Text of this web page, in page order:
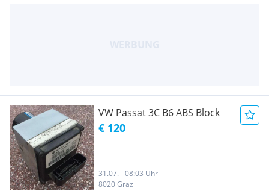
VW Passat 3C B6 ABS Block
€ 120
31.07. - 08:03 Uhr
8020 Graz